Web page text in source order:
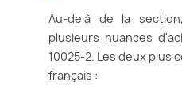
Au-delà de la
plusieurs nuances
10025-2. Les deux plus
français :